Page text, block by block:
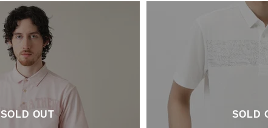
SOLD OUT SOLD